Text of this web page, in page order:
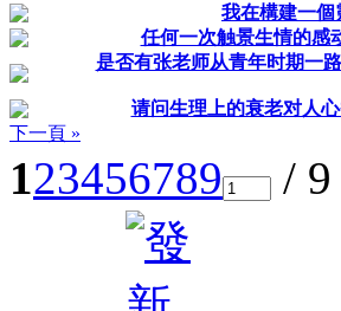
我在構建一個
任何一次触景生情的感
是否有张老师从青年时期一
请问生理上的衰老对人
下一頁 »
123456789 /